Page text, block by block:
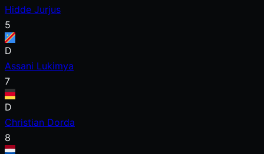
Hidde Jurjus
5
D
Assani Lukimya
7
D
Christian Dorda
8